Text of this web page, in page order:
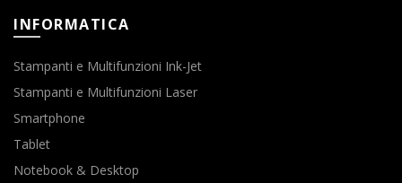
INFORMATICA
Stampanti e Multifunzioni Ink-Jet
Stampanti e Multifunzioni Laser
Smartphone
Tablet
Notebook & Desktop